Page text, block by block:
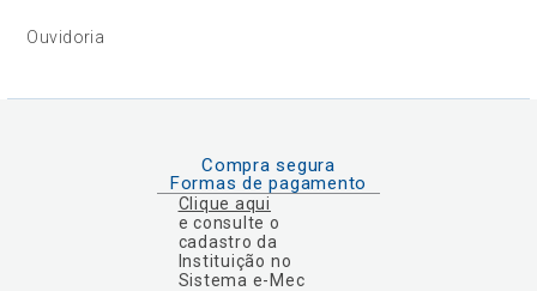
Ouvidoria
Compra segura
Formas de pagamento
Clique aqui
e consulte o
cadastro da
Instituição no
Sistema e-Mec